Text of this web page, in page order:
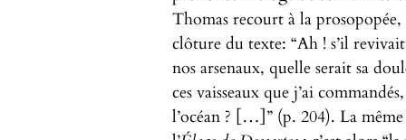
Thomas recourt à la
clôture du texte: “Ah ! s’il
nos arsenaux, quelle serait sa
ces vaisseaux que j’ai
l’océan ? […]” (p. 204). La